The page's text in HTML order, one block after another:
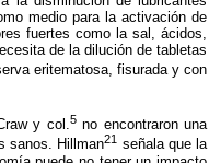
medio para la activación de
fuertes como la sal, ácidos,
de la dilución de tabletas
eritematosa, fisurada y con
y col.5no encontraron una
sanos. Hillman21 señala que la